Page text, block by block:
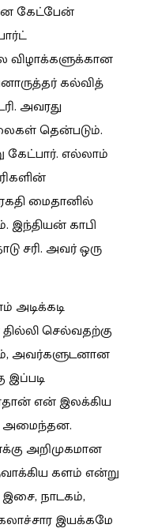
கேட்பேன்
விழாக்களுக்கான
கல்வித்
அவரது
தென்படும்.
கேட்பார். எல்லாம்
மைதானில்
காபி
சரி. அவர் ஒரு
அடிக்கடி
செல்வதற்கு
அவர்களுடனான
என் இலக்கிய
அமைந்தன.
அறிமுகமான
களம் என்று
நாடகம்,
இயக்கமே